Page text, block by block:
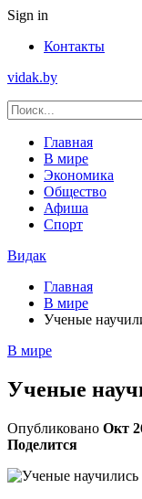
Sign in
Контакты
vidak.by
Главная
В мире
Экономика
Общество
Афиша
Спорт
Видак
Главная
В мире
Ученые
В мире
Ученые
Опубликовано Окт
Поделится